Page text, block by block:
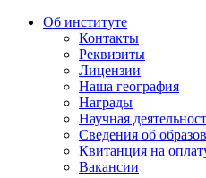
Об институте
Контакты
Реквизиты
Лицензии
Наша география
Награды
Научная
Сведения об
Квитанция на
Вакансии